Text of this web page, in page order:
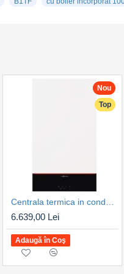
Nou
Top
6.639,00 Lei
Adaugă în Coş